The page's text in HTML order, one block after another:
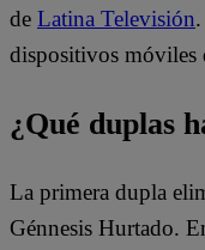
de Latina Televisión
dispositivos móviles
¿Qué duplas
La primera dupla
Génnesis Hurtado.